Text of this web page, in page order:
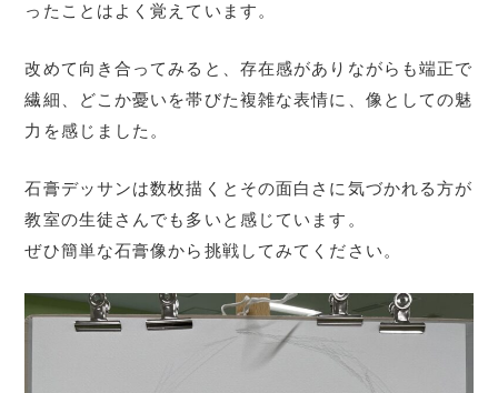
ったことはよく覚えています。
改めて向き合ってみると、存在感がありながらも端正で
繊細、どこか憂いを帯びた複雑な表情に、像としての魅
力を感じました。
石膏デッサンは数枚描くとその面白さに気づかれる方が
教室の生徒さんでも多いと感じています。
ぜひ簡単な石膏像から挑戦してみてください。